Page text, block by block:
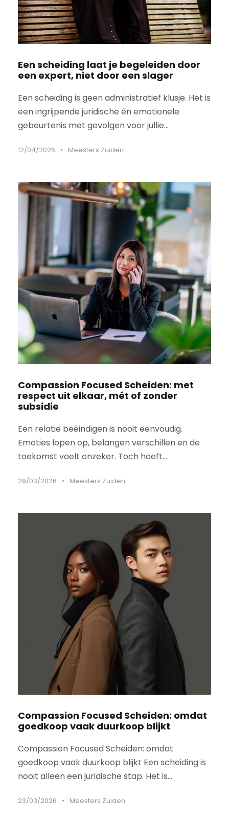
Een scheiding laat je begeleiden door
een expert, niet door een slager
Een scheiding is geen administratief klusje. Het is
een ingrijpende juridische én emotionele
gebeurtenis met gevolgen voor jullie...
12/04/2026 • Meesters Zuiden
Compassion Focused Scheiden: met
respect uit elkaar, mét of zonder
subsidie
Een relatie beëindigen is nooit eenvoudig.
Emoties lopen op, belangen verschillen en de
toekomst voelt onzeker. Toch hoeft...
29/03/2026 • Meesters Zuiden
Compassion Focused Scheiden: omdat
goedkoop vaak duurkoop blijkt
Compassion Focused Scheiden: omdat
goedkoop vaak duurkoop blijkt Een scheiding is
nooit alleen een juridische stap. Het is...
23/03/2026 • Meesters Zuiden